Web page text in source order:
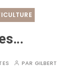
PAR GILBERT